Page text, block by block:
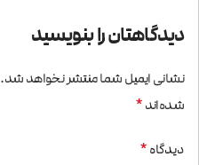
دیدگاهتان را بنویسید
نشانی ایمیل شما منتشر نخواهد شد.
شده‌اند*
دیدگاه*